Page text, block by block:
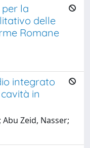
la
delle
Romane
integrato
in
Zeid, Nasser;